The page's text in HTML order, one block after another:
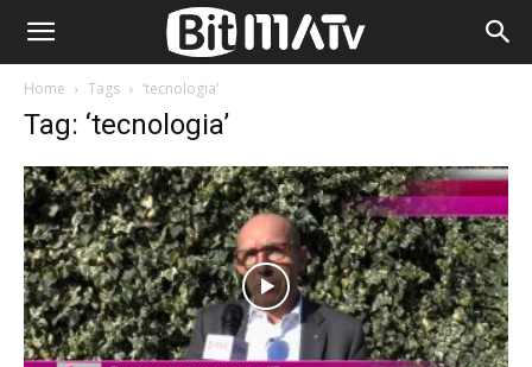
Home Tags ‘tecnologia’
Tag: ‘tecnologia’